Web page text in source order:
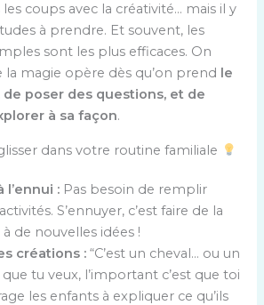
coups avec la créativité… mais il y
à prendre. Et souvent, les
sont les plus efficaces. On
la magie opère dès qu’on prend
le
de poser des questions, et de
à sa façon.
dans votre routine familiale
l’ennui : Pas besoin de remplir
S’ennuyer, c’est faire de la
de nouvelles idées !
créations : “C’est un cheval… ou un
tu veux, l’important c’est que toi
les enfants à expliquer ce qu’ils